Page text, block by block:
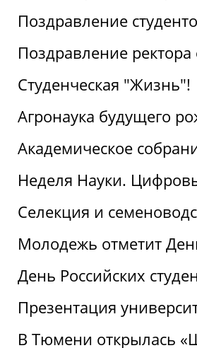
Поздравление
Поздравление ректора
Студенческая "Жизнь"!
Агронаука будущего
Академическое
Неделя Науки.
Селекция и
Молодежь отметит
День Российских
Презентация
В Тюмени открылась